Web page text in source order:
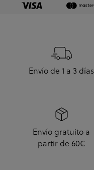
Envío de 1 a 3 días
Envío gratuito a
partir de 60€